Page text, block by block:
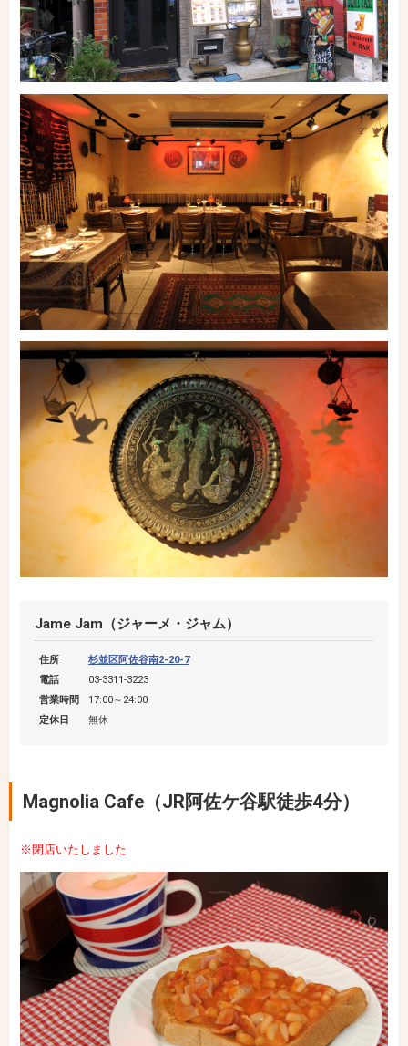
Jame Jam（ジャーメ・ジャム）
住所
杉並区阿佐谷南2-20-7
電話
03-3311-3223
営業時間
17:00～24:00
定休日
無休
Magnolia Cafe（JR阿佐ケ谷駅徒歩4分）
※閉店いたしました